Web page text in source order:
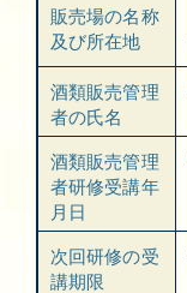
販売場の名称
及び所在地
酒類販売管理
者の氏名
酒類販売管理
者研修受講年
月日
次回研修の受
講期限